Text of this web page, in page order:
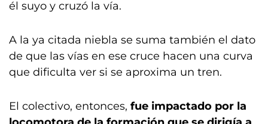
él suyo y cruzó la vía.
A la ya citada niebla se suma también el dato
de que las vías en ese cruce hacen una curva
que dificulta ver si se aproxima un tren.
El colectivo, entonces, fue impactado por la